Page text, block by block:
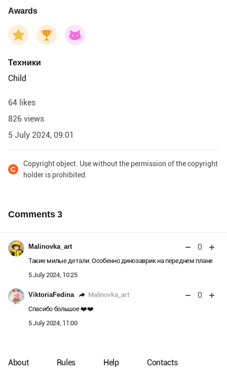
Awards
Техники
Child
64 likes
826 views
5 July 2024, 09:01
Copyright object. Use without the permission of the copyright
holder is prohibited.
Comments3
Malinovka_art 0
Такие милые детали. Особенно динозаврик на переднем плане
5 July 2024, 10:25
ViktoriaFedina Malinovka_art 0
Спасибо большое ❤️❤️
5 July 2024, 11:00
About Rules Help Contacts